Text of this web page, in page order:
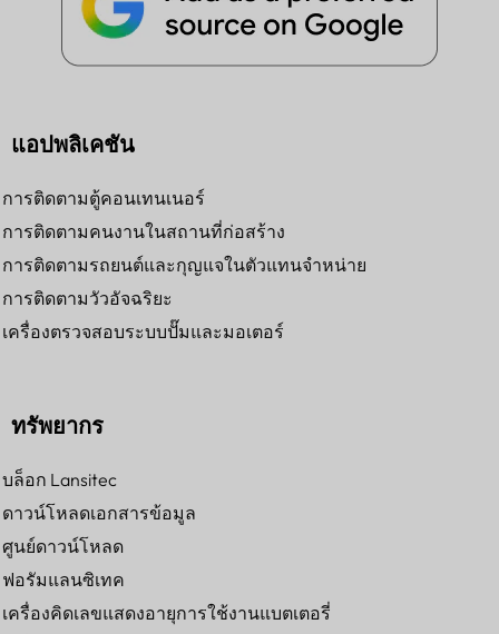
แอปพลิเคชัน
การติดตามตู้คอนเทนเนอร์
การติดตามคนงานในสถานที่ก่อสร้าง
การติดตามรถยนต์และกุญแจในตัวแทนจำหน่าย
การติดตามวัวอัจฉริยะ
เครื่องตรวจสอบระบบปั๊มและมอเตอร์
ทรัพยากร
บล็อก Lansitec
ดาวน์โหลดเอกสารข้อมูล
ศูนย์ดาวน์โหลด
ฟอรัมแลนซิเทค
เครื่องคิดเลขแสดงอายุการใช้งานแบตเตอรี่